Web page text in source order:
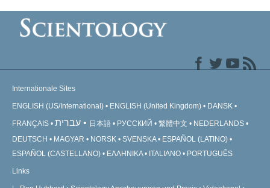
Internationale Sites
ENGLISH (US/International) ENGLISH (United Kingdom) DANSK
FRANÇAIS עברית 日本語 РУССКИЙ 繁體中文
NEDERLANDS
DEUTSCH
MAGYAR NORSK SVENSKA
ESPAÑOL (LATINO)
ESPAÑOL (CASTELLANO)
ΕΛΛΗΝΙΚA ITALIANO PORTUGUÊS
Links